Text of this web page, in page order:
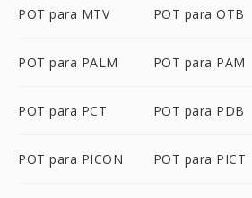
POT para MTV POT para OTB
POT para PALM POT para PAM
POT para PCT POT para PDB
POT para PICON POT para PICT